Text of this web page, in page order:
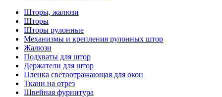
Шторы, жалюзи
Шторы
Шторы рулонные
Механизмы и крепления рулонных штор
Жалюзи
Подхваты для штор
Держатели для штор
Пленка светоотражающая для окон
Ткани на отрез
Швейная фурнитура